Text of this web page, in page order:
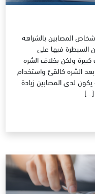
المصابين بالشراهه
السيطرة فيها على
ولكن بخلاف الشره
الشره كالقئ واستخدام
لدى المصابين زيادة
[…]